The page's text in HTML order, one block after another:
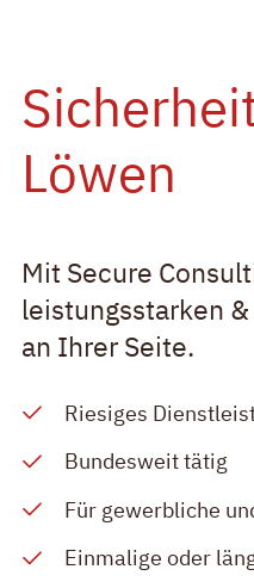
Löwen
Mit Secure
leistungsstarken
an Ihrer Seite.
Riesiges
Bundesweit tätig
Für gewerbliche
Einmalige oder